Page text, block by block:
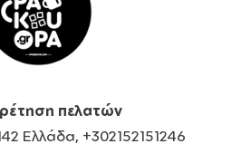
πελατών
Ελλάδα, +302152151246